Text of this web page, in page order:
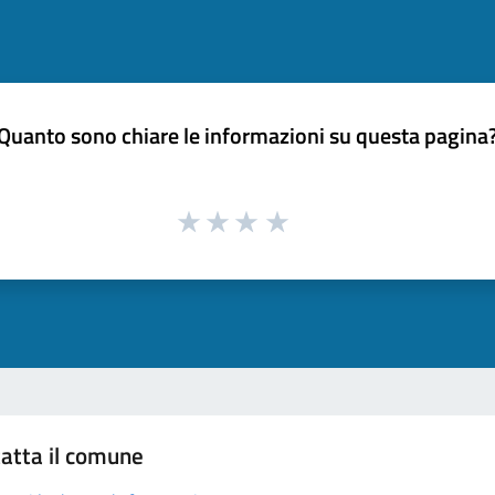
sono chiare le informazioni su questa
il comune